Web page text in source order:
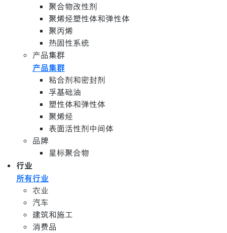
聚合物改性剂
聚烯烃塑性体和弹性体
聚丙烯
热固性系统
产品集群
产品集群
粘合剂和密封剂
孚基础油
塑性体和弹性体
聚烯烃
表面活性剂中间体
品牌
星标聚合物
行业
所有行业
农业
汽车
建筑和施工
消费品